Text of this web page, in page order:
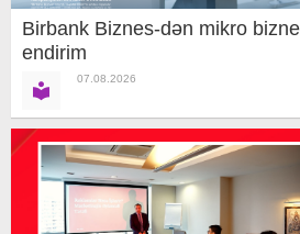
Birbank Biznes-dən mikro
endirim
07.08.2026